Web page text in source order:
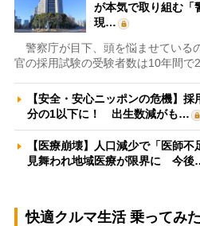
が本気で取り組む
現…
警察庁が目下、頭を悩ませている
官の採用試験の受験者数は10年間
【安全・安心ニッポンの危機】
分の1以下に！ 出生数減がも…
【医療崩壊】人口減少で「医師
見舞われ地域医療が限界に 今
快適クルマ生活 乗ってみ